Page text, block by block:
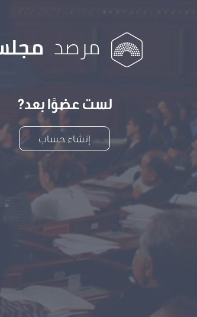
لست عضوًا بعد?
إنشاء حساب